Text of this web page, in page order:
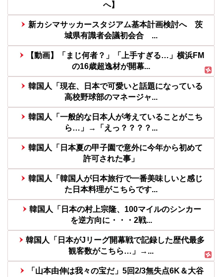
へ】
新カシマサッカースタジアム基本計画検討へ 茨
城県有識者会議初会合 ...
【動画】「まじ何者？」「上手すぎる…」横浜FM
の16歳超逸材が開幕...
韓国人「現在、日本で可愛いと話題になっている
高校野球部のマネージャ...
韓国人「一般的な日本人が考えていることがこち
ら…」→「えっ？？？？...
韓国人「日本夏の甲子園で意外に今年から初めて
許可された事」
韓国人「韓国人が日本旅行で一番美味しいと感じ
た日本料理がこちらです...
韓国人「日本の村上宗隆、100マイルのシンカー
を逆方向に・・・2戦...
韓国人「日本がJリーグ開幕戦で記録した歴代最多
観客数がこちら…」→...
「山本由伸は我々の宝だ」5回2/3無失点6K＆大谷